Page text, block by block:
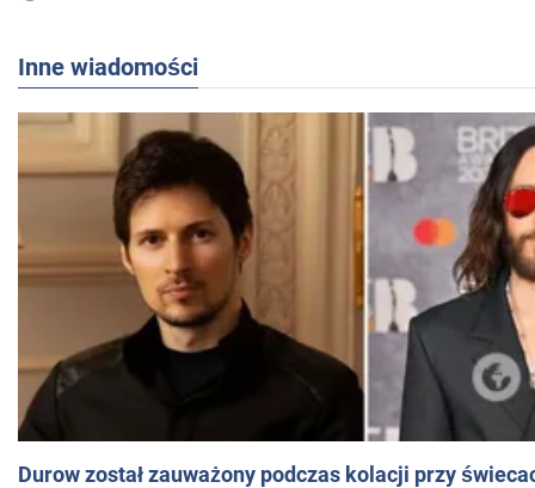
Inne wiadomości
Durow został zauważony podczas kolacji przy